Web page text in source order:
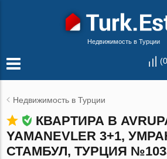
Недвижимость в Турции
(0
Недвижимость в Турции
КВАРТИРА В
YAMANEVLER 3+1,
СТАМБУЛ, ТУРЦИЯ